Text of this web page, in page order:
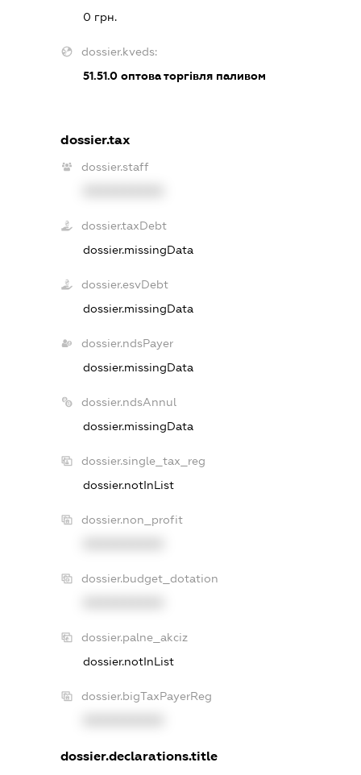
0 грн.
dossier.kveds:
51.51.0оптова торгівля паливом
dossier.tax
dossier.staff
dossier.taxDebt
dossier.missingData
dossier.esvDebt
dossier.missingData
dossier.ndsPayer
dossier.missingData
dossier.ndsAnnul
dossier.missingData
dossier.single_tax_reg
dossier.notInList
dossier.non_profit
dossier.budget_dotation
dossier.palne_akciz
dossier.notInList
dossier.bigTaxPayerReg
dossier.declarations.title